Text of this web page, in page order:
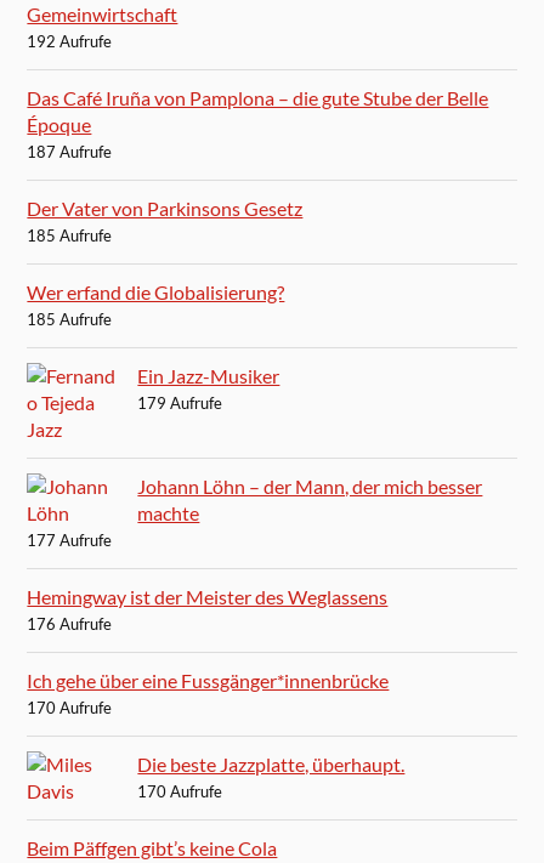
Gemeinwirtschaft
192 Aufrufe
Das Café Iruña von Pamplona – die gute Stube der Belle
Époque
187 Aufrufe
Der Vater von Parkinsons Gesetz
185 Aufrufe
Wer erfand die Globalisierung?
185 Aufrufe
Ein Jazz-Musiker
179 Aufrufe
Johann Löhn – der Mann, der mich besser
machte
177 Aufrufe
Hemingway ist der Meister des Weglassens
176 Aufrufe
Ich gehe über eine Fussgänger*innenbrücke
170 Aufrufe
Die beste Jazzplatte, überhaupt.
170 Aufrufe
Beim Päffgen gibt’s keine Cola